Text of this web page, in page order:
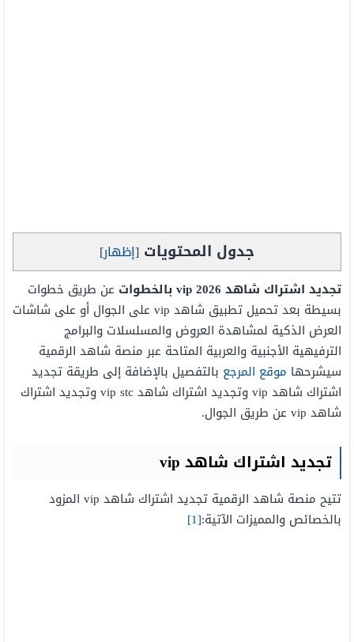
جدول المحتويات [إظهار]
تجديد اشتراك شاهد vip 2026 بالخطوات
عن طريق خطوات
بسيطة بعد تحميل تطبيق شاهد vip على الجوال أو على شاشات
العرض الذكية لمشاهدة العروض والمسلسلات والبرامج
الترفيهية الأجنبية والعربية المتاحة عبر منصة شاهد الرقمية
سيشرحها موقع المرجع بالتفصيل بالإضافة إلى طريقة تجديد
اشتراك شاهد vip وتجديد اشتراك شاهد vip stc وتجديد اشتراك
شاهد vip عن طريق الجوال.
تجديد اشتراك شاهد vip
تتيح منصة شاهد الرقمية تجديد اشتراك شاهد vip المزود
بالخصائص والمميزات الآتية:[1]